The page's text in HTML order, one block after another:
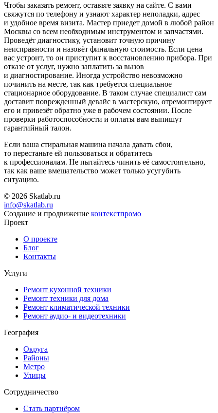
Чтобы заказать ремонт, оставьте заявку на сайте. С вами
свяжутся по телефону и узнают характер неполадки, адрес
и удобное время визита. Мастер приедет домой в любой район
Москвы со всем необходимым инструментом и запчастями.
Проведёт диагностику, установит точную причину
неисправности и назовёт финальную стоимость. Если цена
вас устроит, то он приступит к восстановлению прибора. При
отказе от услуг, нужно заплатить за вызов
и диагностирование. Иногда устройство невозможно
починить на месте, так как требуется специальное
стационарное оборудование. В таком случае специалист сам
доставит поврежденный девайс в мастерскую, отремонтирует
его и привезёт обратно уже в рабочем состоянии. После
проверки работоспособности и оплаты вам выпишут
гарантийный талон.
Если ваша стиральная машина начала давать сбои,
то перестаньте ей пользоваться и обратитесь
к профессионалам. Не пытайтесь чинить её самостоятельно,
так как ваше вмешательство может только усугубить
ситуацию.
© 2026 Skatlab.ru
info@skatlab.ru
Создание и продвижение контекстпромо
Проект
О проекте
Блог
Контакты
Услуги
Ремонт кухонной техники
Ремонт техники для дома
Ремонт климатической техники
Ремонт аудио- и видеотехники
География
Округа
Районы
Метро
Улицы
Сотрудничество
Стать партнёром